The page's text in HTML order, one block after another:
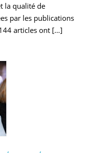
la qualité de
par les publications
articles ont […]